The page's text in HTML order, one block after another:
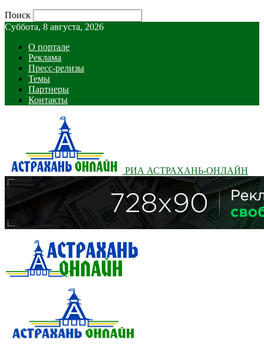
Поиск
Суббота, 8 августа, 2026
О портале
Реклама
Пресс-релизы
Темы
Партнеры
Контакты
РИА АСТРАХАНЬ-ОНЛАЙН